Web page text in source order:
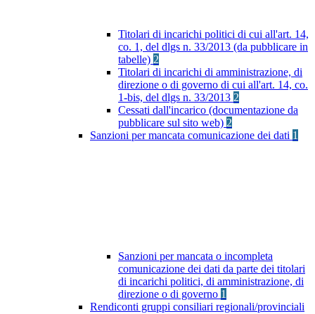
Titolari di incarichi politici di cui all'art. 14,
co. 1, del dlgs n. 33/2013 (da pubblicare in
tabelle) 2
Titolari di incarichi di amministrazione, di
direzione o di governo di cui all'art. 14, co.
1-bis, del dlgs n. 33/2013 2
Cessati dall'incarico (documentazione da
pubblicare sul sito web) 2
Sanzioni per mancata comunicazione dei dati 1
Sanzioni per mancata o incompleta
comunicazione dei dati da parte dei titolari
di incarichi politici, di amministrazione, di
direzione o di governo 1
Rendiconti gruppi consiliari regionali/provinciali